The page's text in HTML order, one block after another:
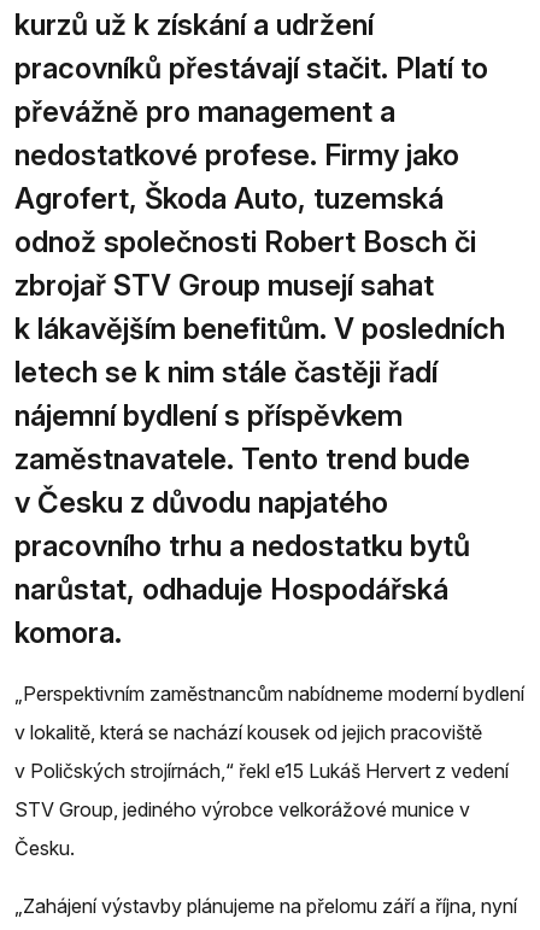
kurzů už k získání a udržení
pracovníků přestávají stačit. Platí to
převážně pro management a
nedostatkové profese. Firmy jako
Agrofert, Škoda Auto, tuzemská
odnož společnosti Robert Bosch či
zbrojař STV Group musejí sahat
k lákavějším benefitům. V posledních
letech se k nim stále častěji řadí
nájemní bydlení s příspěvkem
zaměstnavatele. Tento trend bude
v Česku z důvodu napjatého
pracovního trhu a nedostatku bytů
narůstat, odhaduje Hospodářská
komora.
„Perspektivním zaměstnancům nabídneme moderní bydlení
v lokalitě, která se nachází kousek od jejich pracoviště
v Poličských strojírnách,“ řekl e15 Lukáš Hervert z vedení
STV Group, jediného výrobce velkorážové munice v
Česku.
„Zahájení výstavby plánujeme na přelomu září a října, nyní